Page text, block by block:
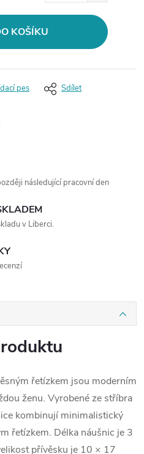
KOŠÍKU
pes Sdílet
následující pracovní den
v Liberci.
řetízkem jsou moderním
ženu. Vyrobené ze stříbra
kombinují minimalistický
řetízkem. Délka náušnic je 3
přívěsku je 10 × 17